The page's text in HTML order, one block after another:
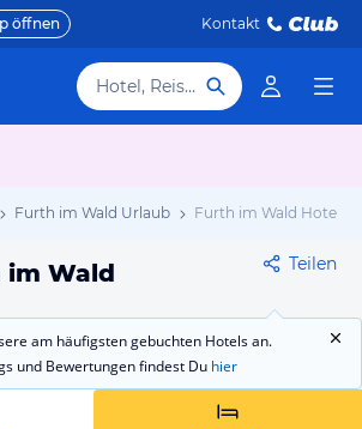
öffnen Kontakt
Hotel, Reiseziel
Furth im Wald Urlaub Furth im Wald Hotels
im Wald Teilen
am häufigsten gebuchten Hotels an.
und Bewertungen findest Du hier